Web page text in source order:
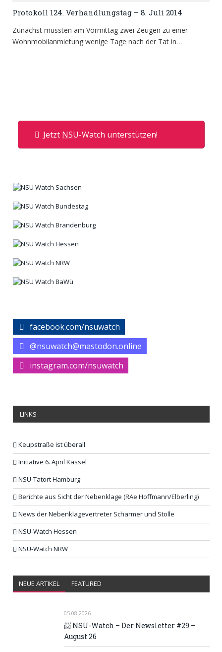
Protokoll 124. Verhandlungstag – 8. Juli 2014
Zunächst mussten am Vormittag zwei Zeugen zu einer
Wohnmobilanmietung wenige Tage nach der Tat in…
Jetzt NSU-Watch unterstützen!
facebook.com/nsuwatch
@nsuwatch@mastodon.online
instagram.com/nsuwatch
LINKS
Keupstraße ist überall
Initiative 6. April Kassel
NSU-Tatort Hamburg
Berichte aus Sicht der Nebenklage (RAe Hoffmann/Elberling)
News der Nebenklagevertreter Scharmer und Stolle
NSU-Watch Hessen
NSU-Watch NRW
NEUE ARTIKEL FEATURED
05.08.2026
📨 NSU-Watch – Der Newsletter #29 –
August 26